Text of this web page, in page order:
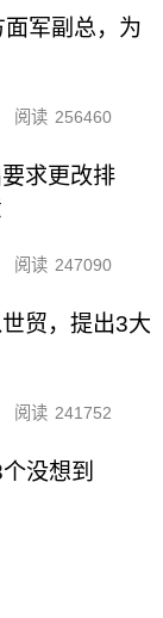
军副总，为
阅读 256460
求更改排
阅读 247090
贸，提出3大
阅读 241752
没想到